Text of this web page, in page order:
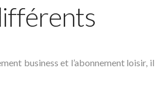
business et l’abonnement